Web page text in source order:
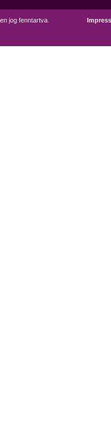
jog fenntartva.